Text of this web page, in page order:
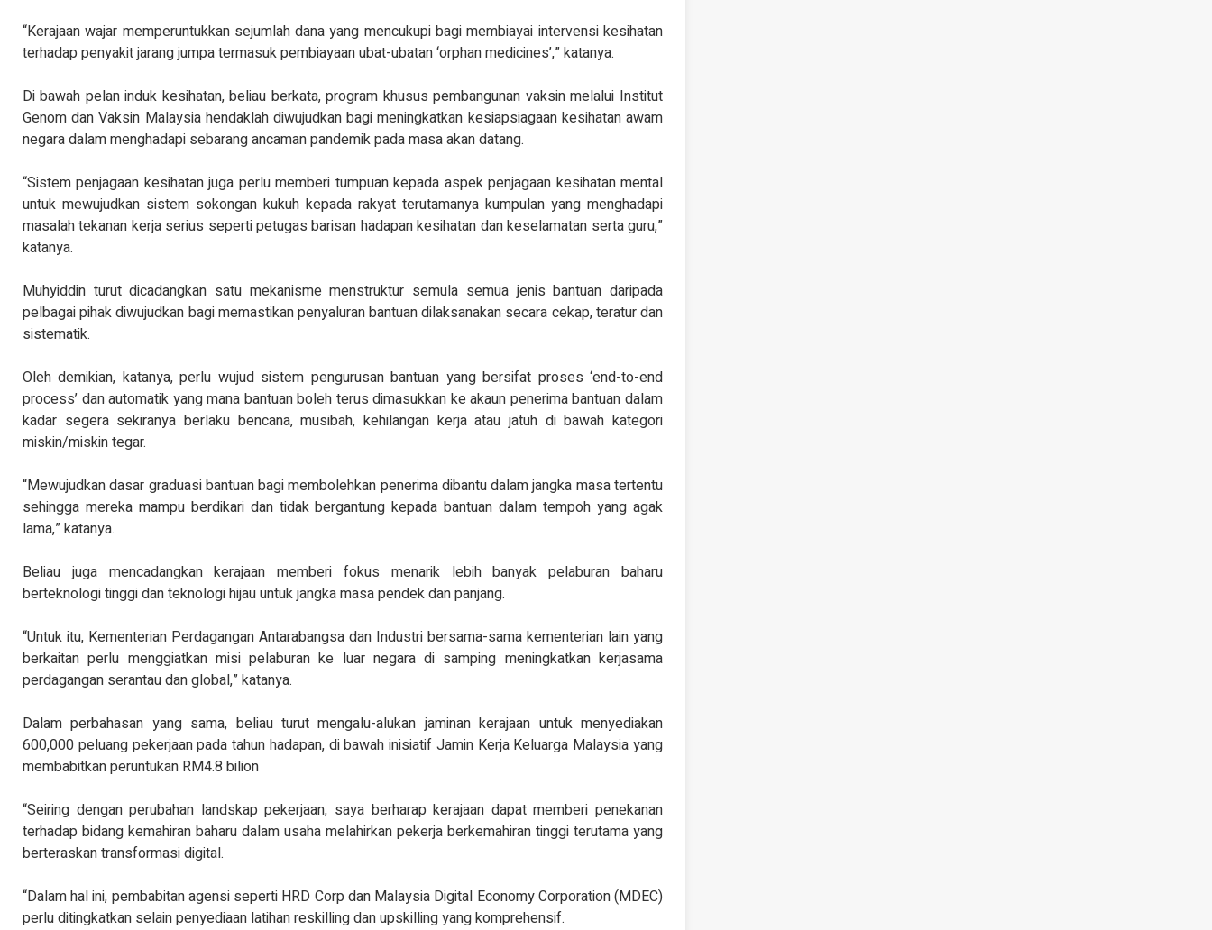
“Kerajaan wajar memperuntukkan sejumlah dana yang mencukupi bagi membiayai intervensi kesihatan
terhadap penyakit jarang jumpa termasuk pembiayaan ubat-ubatan ‘orphan medicines’,” katanya.
Di bawah pelan induk kesihatan, beliau berkata, program khusus pembangunan vaksin melalui Institut
Genom dan Vaksin Malaysia hendaklah diwujudkan bagi meningkatkan kesiapsiagaan kesihatan awam
negara dalam menghadapi sebarang ancaman pandemik pada masa akan datang.
“Sistem penjagaan kesihatan juga perlu memberi tumpuan kepada aspek penjagaan kesihatan mental
untuk mewujudkan sistem sokongan kukuh kepada rakyat terutamanya kumpulan yang menghadapi
masalah tekanan kerja serius seperti petugas barisan hadapan kesihatan dan keselamatan serta guru,”
katanya.
Muhyiddin turut dicadangkan satu mekanisme menstruktur semula semua jenis bantuan daripada
pelbagai pihak diwujudkan bagi memastikan penyaluran bantuan dilaksanakan secara cekap, teratur dan
sistematik.
Oleh demikian, katanya, perlu wujud sistem pengurusan bantuan yang bersifat proses ‘end-to-end
process’ dan automatik yang mana bantuan boleh terus dimasukkan ke akaun penerima bantuan dalam
kadar segera sekiranya berlaku bencana, musibah, kehilangan kerja atau jatuh di bawah kategori
miskin/miskin tegar.
“Mewujudkan dasar graduasi bantuan bagi membolehkan penerima dibantu dalam jangka masa tertentu
sehingga mereka mampu berdikari dan tidak bergantung kepada bantuan dalam tempoh yang agak
lama,” katanya.
Beliau juga mencadangkan kerajaan memberi fokus menarik lebih banyak pelaburan baharu
berteknologi tinggi dan teknologi hijau untuk jangka masa pendek dan panjang.
“Untuk itu, Kementerian Perdagangan Antarabangsa dan Industri bersama-sama kementerian lain yang
berkaitan perlu menggiatkan misi pelaburan ke luar negara di samping meningkatkan kerjasama
perdagangan serantau dan global,” katanya.
Dalam perbahasan yang sama, beliau turut mengalu-alukan jaminan kerajaan untuk menyediakan
600,000 peluang pekerjaan pada tahun hadapan, di bawah inisiatif Jamin Kerja Keluarga Malaysia yang
membabitkan peruntukan RM4.8 bilion
“Seiring dengan perubahan landskap pekerjaan, saya berharap kerajaan dapat memberi penekanan
terhadap bidang kemahiran baharu dalam usaha melahirkan pekerja berkemahiran tinggi terutama yang
berteraskan transformasi digital.
“Dalam hal ini, pembabitan agensi seperti HRD Corp dan Malaysia Digital Economy Corporation (MDEC)
perlu ditingkatkan selain penyediaan latihan reskilling dan upskilling yang komprehensif.